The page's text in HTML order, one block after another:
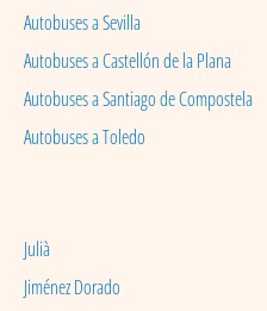
Autobuses a Sevilla
Autobuses a Castellón de la Plana
Autobuses a Santiago de Compostela
Autobuses a Toledo
Julià
Jiménez Dorado